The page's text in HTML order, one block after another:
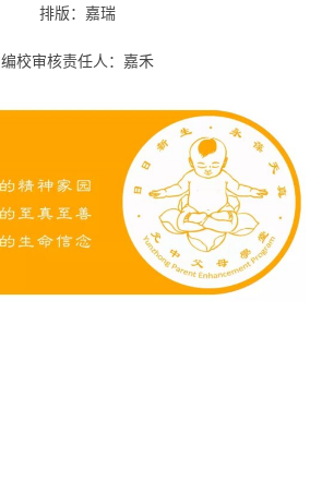
排版：嘉瑞
编校审核责任人：嘉禾